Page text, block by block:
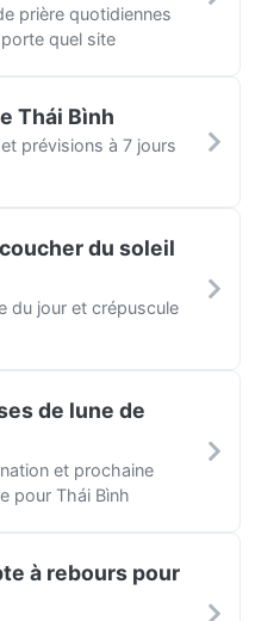
prière quotidiennes
quel site
Thái Bình
prévisions à 7 jours
du soleil
du jour et crépuscule
de lune de
et prochaine
pour Thái Bình
à rebours pour